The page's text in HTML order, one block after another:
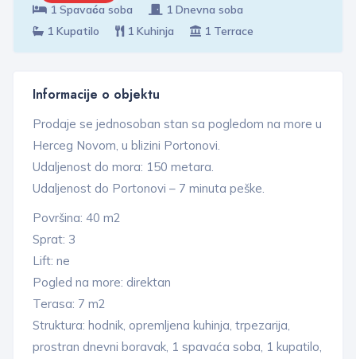
1 Spavaća soba
1 Dnevna soba
1 Kupatilo
1 Kuhinja 1 Terrace
Informacije o objektu
Prodaje se jednosoban stan sa pogledom na more u
Herceg Novom, u blizini Portonovi.
Udaljenost do mora: 150 metara.
Udaljenost do Portonovi – 7 minuta peške.
Površina: 40 m2
Sprat: 3
Lift: ne
Pogled na more: direktan
Terasa: 7 m2
Struktura: hodnik, opremljena kuhinja, trpezarija,
prostran dnevni boravak, 1 spavaća soba, 1 kupatilo,